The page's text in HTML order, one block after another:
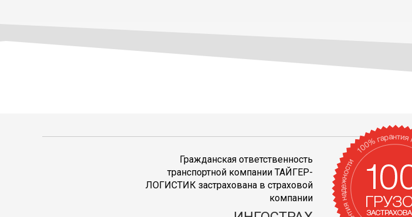
Гражданская ответственность
транспортной компании ТАЙГЕР-
ЛОГИСТИК застрахована в страховой
компании